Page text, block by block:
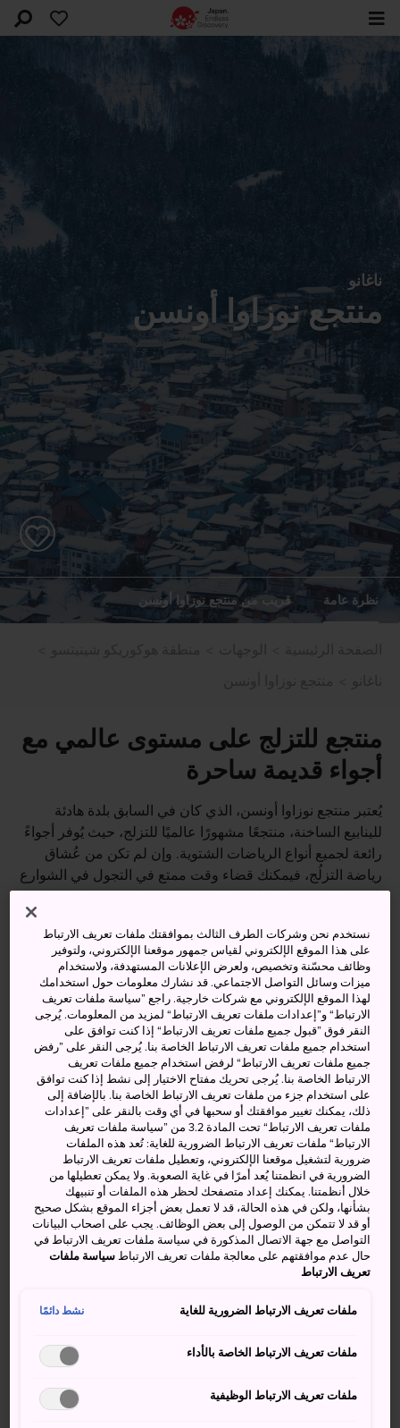
ناغانو
منتجع نوزاوا أونسن
نظرة عامة قريب من منتجع نوزاوا أونسن
منتجع للتزلج على مستوى عالمي مع
أجواء قديمة ساحرة
يُعتبر منتجع نوزاوا أونسن، الذي كان في السابق بلدة هادئة
للينابيع الساخنة، منتجعًا مشهورًا عالميًا للتزلج، حيث يُوفر أجواءً
رائعة لجميع أنواع الرياضات الشتوية. وإن لم تكن من عُشاق
رياضة التزلُج، فيمكنك قضاء وقت ممتع في التجول في الشوارع
الضيقة التي تعُج بالمتاجر و الاستمتاع بمشاهدة مهرجان النار
أنشطة ومعالم رائعة
خُض مُغامرة التزلُّج على المنحدرات في واحدة من
أفضل وجهات التزلُّج في اليابان
احظ بفرصة الاسترخاء في إحدى الينابيع الساخنة
الغنية بالمعادن للتخلُص من الإرهاق
يُمكنُك أيضًا التجوَّل في المدينة الساحرة التي ما زالت
تحتفظ بأجواء اليابان القديمة
كما يُمكنُك الاستمتاع بمشاهدة الفعاليات الرائعة
لِمهرجان النار في منتجع نوزاوا أونسن
كيفية الوصول
أسهل طُرق الوصول إلى منتجع نوزاوا أونسن من العاصمة
نستخدم نحن وشركات الطرف الثالث بموافقتك ملفات تعريف الارتباط
على هذا الموقع الإلكتروني لقياس جمهور موقعنا الإلكتروني، ولتوفير
وظائف محسّنة وتخصيص، ولعرض الإعلانات المستهدفة، ولاستخدام
ميزات وسائل التواصل الاجتماعي. قد نشارك معلومات حول استخدامك
لهذا الموقع الإلكتروني مع شركات خارجية. راجع ”سياسة ملفات تعريف
الارتباط“ و”إعدادات ملفات تعريف الارتباط“ لمزيد من المعلومات. يُرجى
النقر فوق ”قبول جميع ملفات تعريف الارتباط“ إذا كنت توافق على
استخدام جميع ملفات تعريف الارتباط الخاصة بنا. يُرجى النقر على ”رفض
جميع ملفات تعريف الارتباط“ لرفض استخدام جميع ملفات تعريف
الارتباط الخاصة بنا. يُرجى تحريك مفتاح الاختيار إلى نشط إذا كنت توافق
على استخدام جزء من ملفات تعريف الارتباط الخاصة بنا. بالإضافة إلى
ذلك، يمكنك تغيير موافقتك أو سحبها في أي وقت بالنقر على ”إعدادات
ملفات تعريف الارتباط“ تحت المادة 3.2 من ”سياسة ملفات تعريف
الارتباط“ ملفات تعريف الارتباط الضرورية للغاية: تُعد هذه الملفات
ضرورية لتشغيل موقعنا الإلكتروني، وتعطيل ملفات تعريف الارتباط
الضرورية في انظمتنا يُعد أمرًا في غاية الصعوبة. ولا يمكن تعطيلها من
خلال أنظمتنا. يمكنك إعداد متصفحك لحظر هذه الملفات أو تنبيهك
بشأنها، ولكن في هذه الحالة، قد لا تعمل بعض أجزاء الموقع بشكل صحيح
أو قد لا تتمكن من الوصول إلى بعض الوظائف. يجب على اصحاب البيانات
التواصل مع جهة الاتصال المذكورة في سياسة ملفات تعريف الارتباط في
حال عدم موافقتهم على معالجة ملفات تعريف الارتباطسياسة ملفات
تعريف الارتباط
ملفات تعريف الارتباط الضرورية للغاية نشط دائمًا
ملفات تعريف الارتباط الخاصة بالأداء
ملفات تعريف الارتباط الوظيفية